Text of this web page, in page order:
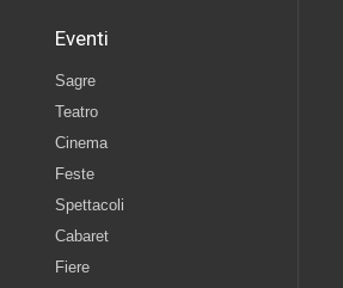
Eventi
Sagre
Teatro
Cinema
Feste
Spettacoli
Cabaret
Fiere